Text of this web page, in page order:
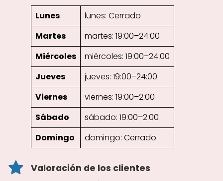
Lunes
lunes: Cerrado
Martes
martes: 19:00–24:00
Miércoles
miércoles: 19:00–24:00
Jueves
jueves: 19:00–24:00
Viernes
viernes: 19:00–2:00
Sábado
sábado: 19:00–2:00
Domingo
domingo: Cerrado
Valoración de los clientes